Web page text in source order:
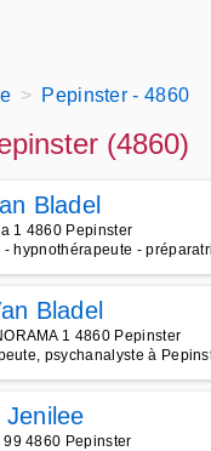
Pepinster - 4860
(4860)
Bladel
1 4860 Pepinster
- hypnothérapeute -
Bladel
1 4860 Pepinster
psychanalyste à
Jenilee
99 4860 Pepinster